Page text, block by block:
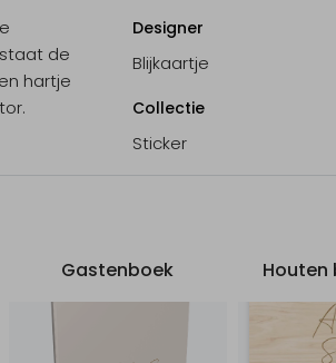
de
hartje
Designer
Blijkaartje
Collectie
Sticker
Gastenboek Houten